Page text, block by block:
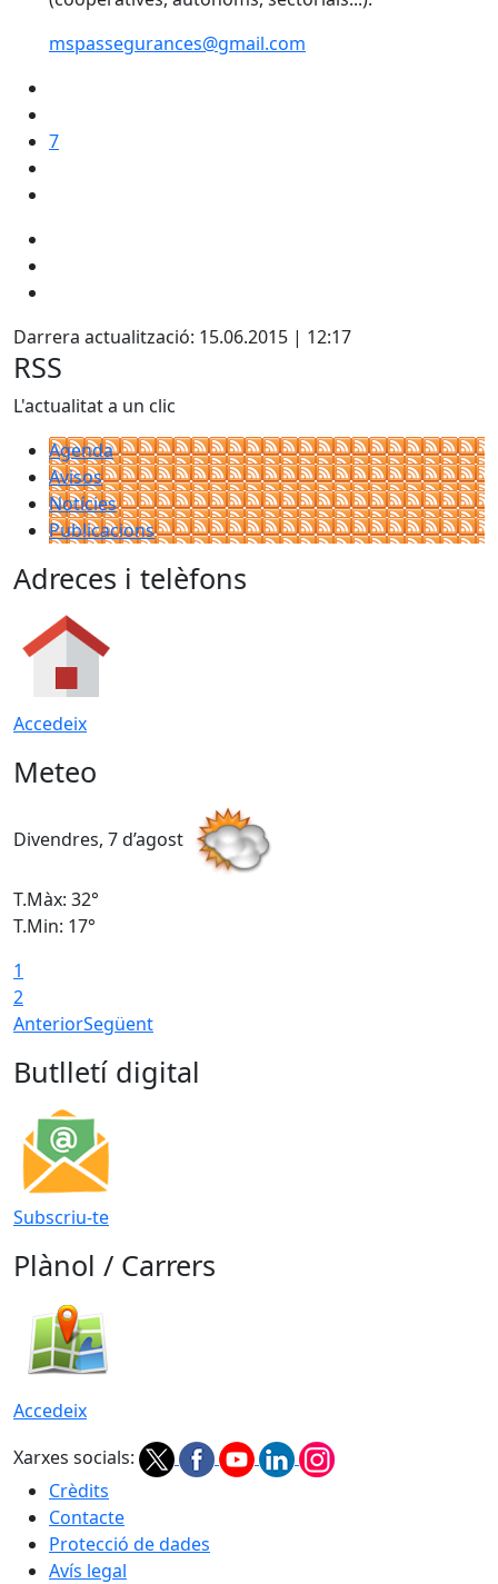
mspassegurances@gmail.com
7
Darrera actualització: 15.06.2015 | 12:17
RSS
L'actualitat a un clic
Agenda
Avisos
Notícies
Publicacions
Adreces i telèfons
Accedeix
Meteo
Divendres, 7 d’agost
T.Màx: 32°
T.Min: 17°
1
2
AnteriorSegüent
Butlletí digital
Subscriu-te
Plànol / Carrers
Accedeix
Xarxes socials:
Crèdits
Contacte
Protecció de dades
Avís legal